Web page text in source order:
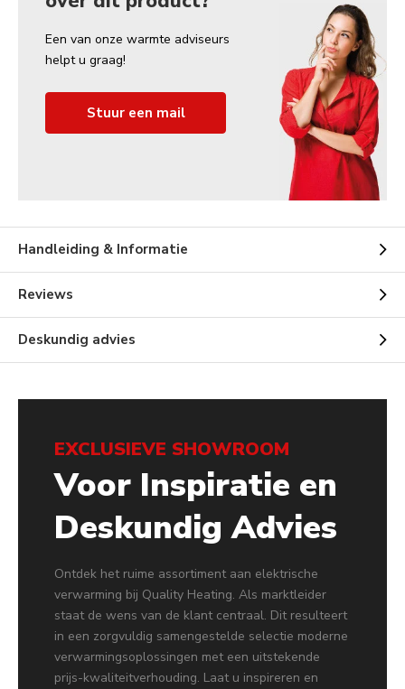
Een van onze warmte adviseurs
helpt u graag!
Stuur een mail
Handleiding & Informatie
Reviews
Deskundig advies
EXCLUSIEVE SHOWROOM
Voor Inspiratie en
Deskundig Advies
Ontdek het ruime assortiment aan elektrische
verwarming bij Quality Heating. Als marktleider
staat de wens van de klant centraal. Dit resulteert
in een zorgvuldig samengestelde selectie moderne
verwarmingsoplossingen met een uitstekende
prijs-kwaliteitverhouding. Laat u inspireren en